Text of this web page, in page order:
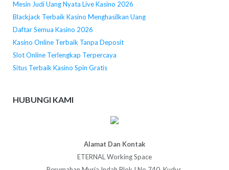
Mesin Judi Uang Nyata Live Kasino 2026
Blackjack Terbaik Kasino Menghasilkan Uang
Daftar Semua Kasino 2026
Kasino Online Terbaik Tanpa Deposit
Slot Online Terlengkap Terpercaya
Situs Terbaik Kasino Spin Gratis
HUBUNGI KAMI
Alamat Dan Kontak
ETERNAL Working Space